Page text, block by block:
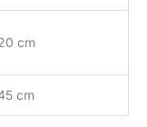
confort
réduite
: Le
à
WORX
cm
cm